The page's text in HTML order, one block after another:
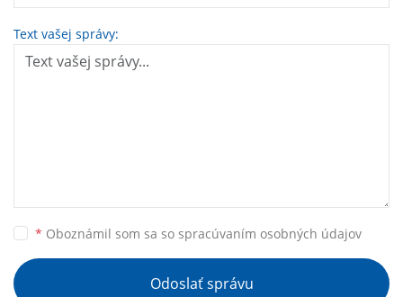
Text vašej správy:
* Oboznámil som sa so spracúvaním osobných údajov
Odoslať správu